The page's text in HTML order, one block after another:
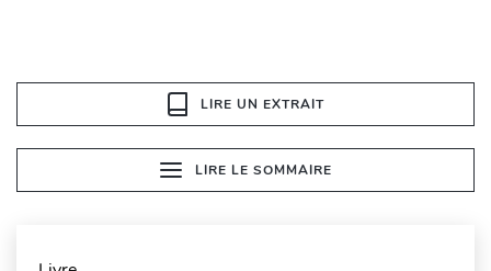
LIRE UN EXTRAIT
LIRE LE SOMMAIRE